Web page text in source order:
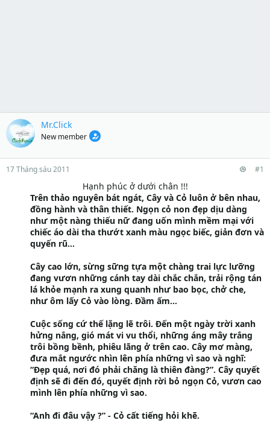
Mr.Click
New member
17 Tháng sáu 2011 #1
Hạnh phúc ở dưới chân !!!​
Trên thảo nguyên bát ngát, Cây và Cỏ luôn ở bên nhau,
đồng hành và thân thiết. Ngọn cỏ non đẹp dịu dàng
như một nàng thiếu nữ đang uốn mình mềm mại với
chiếc áo dài tha thướt xanh màu ngọc biếc, giản đơn và
quyến rũ…
Cây cao lớn, sừng sững tựa một chàng trai lực lưỡng
đang vươn những cánh tay dài chắc chắn, trải rộng tán
lá khỏe mạnh ra xung quanh như bao bọc, chở che,
như ôm lấy Cỏ vào lòng. Đầm ấm…
Cuộc sống cứ thế lặng lẽ trôi. Đến một ngày trời xanh
hửng nắng, gió mát vi vu thổi, những áng mây trắng
trôi bồng bềnh, phiêu lãng ở trên cao. Cây mơ màng,
đưa mắt ngước nhìn lên phía những vì sao và nghĩ:
“Đẹp quá, nơi đó phải chăng là thiên đàng?”. Cây quyết
định sẽ đi đến đó, quyết định rời bỏ ngọn Cỏ, vươn cao
mình lên phía những vì sao.
“Anh đi đâu vậy ?” - Cỏ cất tiếng hỏi khẽ.